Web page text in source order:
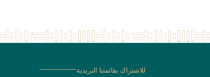
للاشتراك بقائمتنا البريدية